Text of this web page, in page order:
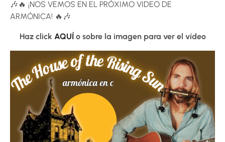
🎶🔥 ¡NOS VEMOS EN EL PRÓXIMO VIDEO DE
ARMÓNICA! 🔥🎶
Haz click AQUÍo sobre la imagen para ver el vídeo